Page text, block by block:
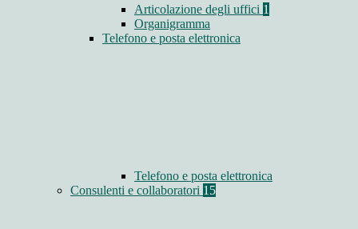
Articolazione degli uffici 1
Organigramma
Telefono e posta elettronica
Telefono e posta elettronica
Consulenti e collaboratori 15